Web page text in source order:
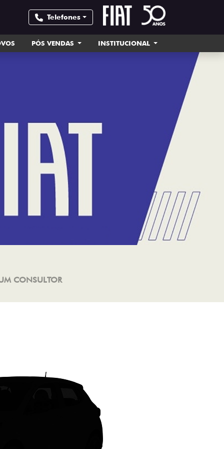
Telefones
PÓS VENDAS INSTITUCIONAL
CONSULTOR